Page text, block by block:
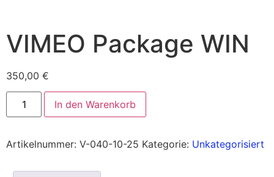
VIMEO Package WIN
350,00 €
In den Warenkorb
Artikelnummer: V-040-10-25 Kategorie: Unkategorisiert